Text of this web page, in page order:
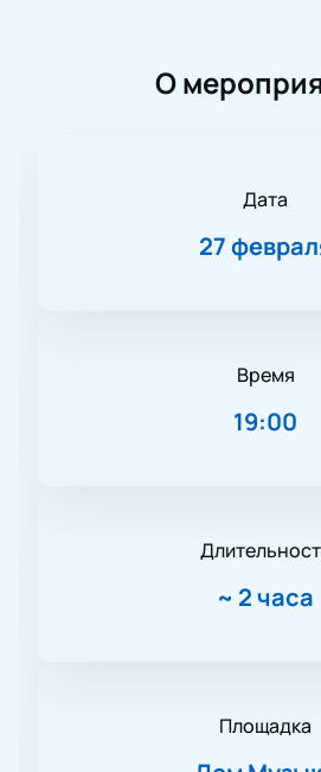
О
Дата
27
Время
19:00
~ 2 часа
Площадка